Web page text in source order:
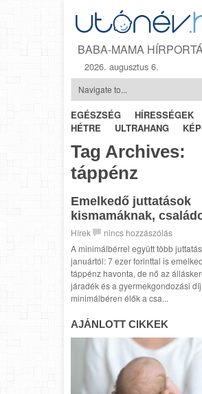
BABA-MAMA
2026. augusztus 6.
EGÉSZSÉG HÍRESSÉGEK
HÉTRE
ULTRAHANG
Tag Archives:
táppénz
Emelkedő juttatások
kismamáknak,
Hírek
nincs hozzászólás
A minimálbérrel együtt több
januártól: 7 ezer forinttal is
táppénz havonta, de nő az
járadék és a gyermekgondozási
minimálbéren élők a csa...
AJÁNLOTT CIKKEK